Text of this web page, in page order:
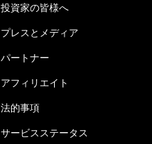
投資家の皆様へ
プレスとメディア
パートナー
アフィリエイト
法的事項
サービスステータス